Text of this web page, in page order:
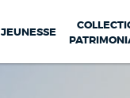
JEUNESSE